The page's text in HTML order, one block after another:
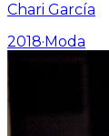
Chari García
2018·Moda